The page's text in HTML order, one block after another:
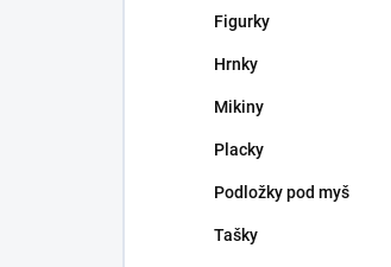
Figurky
Hrnky
Mikiny
Placky
Podložky pod myš
Tašky